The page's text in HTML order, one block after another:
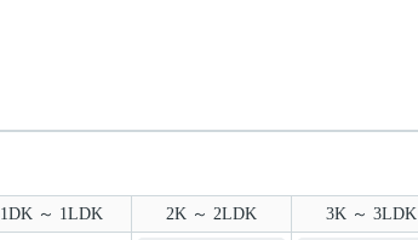
1DK ～ 1LDK 2K ～ 2LDK 3K ～ 3LDK